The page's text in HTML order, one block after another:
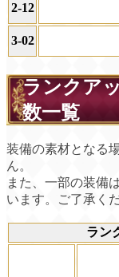
2‐12
3‐02
ランクア
数一覧
装備の素材となる
ん。
また、一部の装備
います。ご了承く
ラン